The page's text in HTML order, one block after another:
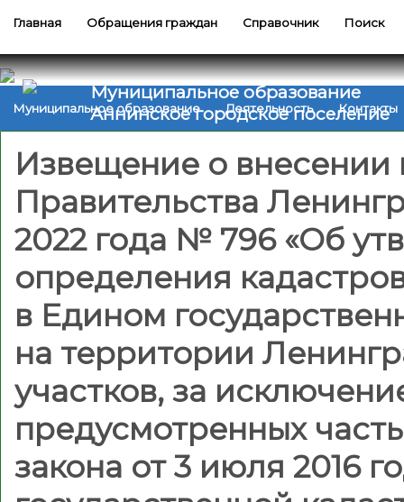
Главная Обращения граждан Справочник Поиск
Муниципальное образование
Аннинское городское поселение
Муниципальное образование Деятельность Контакты
Извещение о внесении
Правительства
2022 года № 796 «Об
определения
в Едином
на территории
участков, за
предусмотренных
закона от 3 июля 2016